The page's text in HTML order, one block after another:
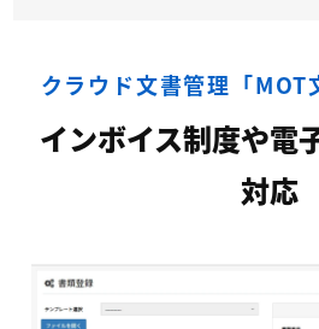
クラウド文書管理「MOT
インボイス制度や電
対応